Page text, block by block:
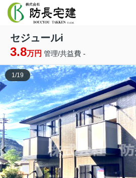
セジュールi
3.8万円 管理/共益費 -
1/19